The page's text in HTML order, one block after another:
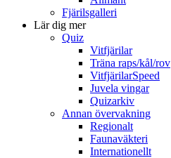
Fjärilsgalleri
Lär dig mer
Quiz
Vitfjärilar
Träna raps/kål/rov
VitfjärilarSpeed
Juvela vingar
Quizarkiv
Annan övervakning
Regionalt
Faunaväkteri
Internationellt